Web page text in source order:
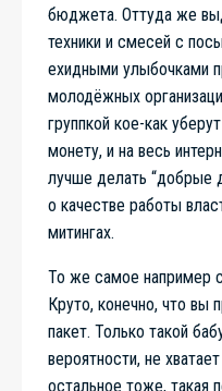
бюджета. Оттуда же
техники и смесей с
ехидными улыбочками
молодёжных
группкой кое-как
монету, и на весь
лучше делать “добрые
о качестве работы
митингах.
То же самое например
Круто, конечно, что вы
пакет. Только такой
вероятности, не
остальное тоже, такая